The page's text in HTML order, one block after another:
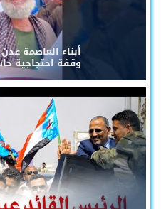
أبناء العاصمة
وقفة احتجاجية